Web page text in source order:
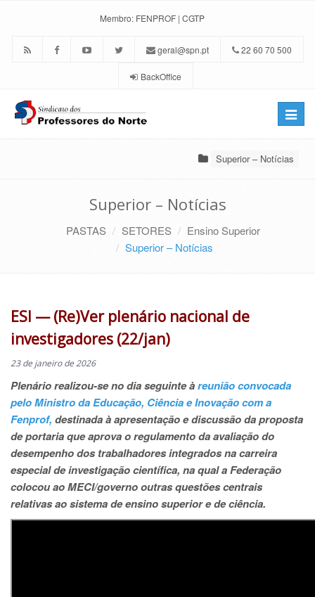
Membro: FENPROF | CGTP
geral@spn.pt 22 60 70 500
BackOffice
Toggle
Superior – Notícias
Superior – Notícias
PASTAS SETORES
Ensino Superior
Superior – Notícias
ESI — (Re)Ver plenário nacional de
investigadores (22/jan)
23 de janeiro de 2026
Plenário realizou-se no dia seguinte àreunião convocada
pelo Ministro da Educação, Ciência e Inovação com a
Fenprof, destinada à apresentação e discussão da proposta
de portaria que aprova o regulamento da avaliação do
desempenho dos trabalhadores integrados na carreira
especial de investigação científica, na qual a Federação
colocou ao MECI/governo outras questões centrais
relativas ao sistema de ensino superior e de ciência.